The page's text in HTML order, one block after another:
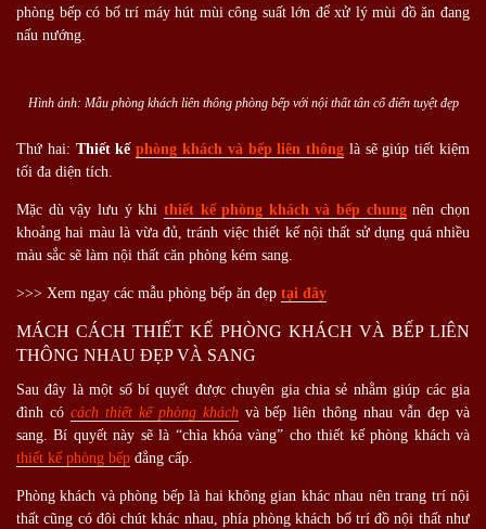
phòng bếp có bố trí máy hút mùi công suất lớn để xử lý mùi đồ ăn đang
nấu nướng.
Hình ảnh: Mẫu phòng khách liên thông phòng bếp với nội thất tân cổ điển tuyệt đẹp
Thứ hai: Thiết kếphòng khách và bếp liên thông là sẽ giúp tiết kiệm
tối đa diện tích.
Mặc dù vậy lưu ý khi thiết kế phòng khách và bếp chung nên chọn
khoảng hai màu là vừa đủ, tránh việc thiết kế nội thất sử dụng quá nhiều
màu sắc sẽ làm nội thất căn phòng kém sang.
>>> Xem ngay các mẫu phòng bếp ăn đẹp tại đây
MÁCH CÁCH THIẾT KẾ PHÒNG KHÁCH VÀ BẾP LIÊN
THÔNG NHAU ĐẸP VÀ SANG
Sau đây là một số bí quyết được chuyên gia chia sẻ nhằm giúp các gia
đình có cách thiết kế phòng kháchvà bếp liên thông nhau vẫn đẹp và
sang. Bí quyết này sẽ là “chìa khóa vàng” cho thiết kế phòng khách và
thiết kế phòng bếp đẳng cấp.
Phòng khách và phòng bếp là hai không gian khác nhau nên trang trí nội
thất cũng có đôi chút khác nhau, phía phòng khách bố trí đồ nội thất như